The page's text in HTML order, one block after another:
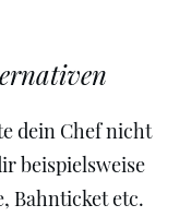
dein Chef nicht
beispielsweise
Bahnticket etc.